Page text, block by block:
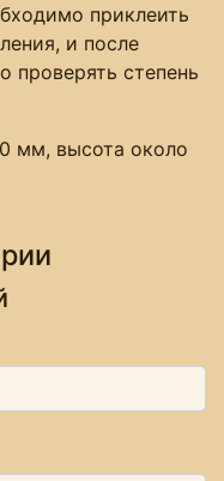
приклеить
и после
проверять степень
мм, высота около